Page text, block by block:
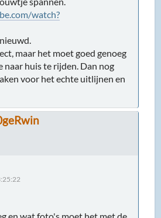
en wat foto's moet het met de
goed komen bij een beetje
al melden?
dat kan verrassend precies